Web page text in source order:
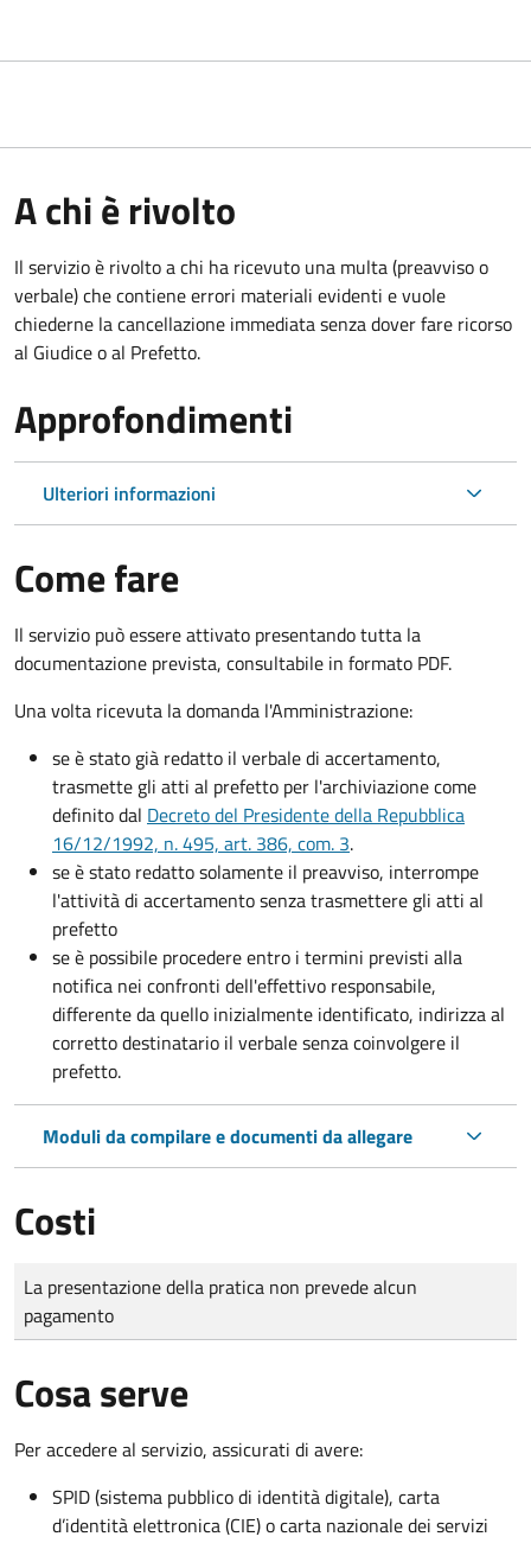
A chi è rivolto
Il servizio è rivolto a chi ha ricevuto una multa (preavviso o
verbale) che contiene errori materiali evidenti e vuole
chiederne la cancellazione immediata senza dover fare ricorso
al Giudice o al Prefetto.
Approfondimenti
Ulteriori informazioni
Come fare
Il servizio può essere attivato presentando tutta la
documentazione prevista, consultabile in formato PDF.
Una volta ricevuta la domanda l'Amministrazione:
se è stato già redatto il verbale di accertamento,
trasmette gli atti al prefetto per l'archiviazione come
definito dal Decreto del Presidente della Repubblica
16/12/1992, n. 495, art. 386, com. 3.
se è stato redatto solamente il preavviso, interrompe
l'attività di accertamento senza trasmettere gli atti al
prefetto
se è possibile procedere entro i termini previsti alla
notifica nei confronti dell'effettivo responsabile,
differente da quello inizialmente identificato, indirizza al
corretto destinatario il verbale senza coinvolgere il
prefetto.
Moduli da compilare e documenti da allegare
Costi
Tipo di pagamento
Importo
La presentazione della pratica non prevede alcun
pagamento
Cosa serve
Per accedere al servizio, assicurati di avere:
SPID (sistema pubblico di identità digitale), carta
d’identità elettronica (CIE) o carta nazionale dei servizi